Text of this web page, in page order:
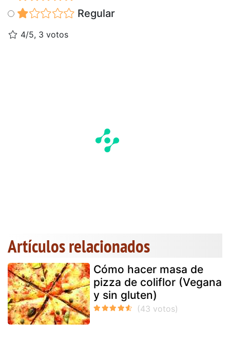
Regular
4/5, 3 votos
Artículos relacionados
Cómo hacer masa de
pizza de coliflor (Vegana
y sin gluten)